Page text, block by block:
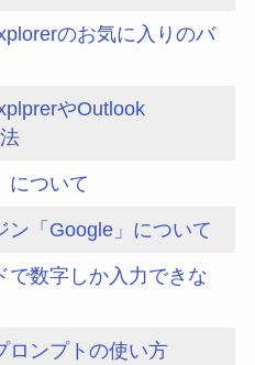
のお気に入りのバ
やOutlook
について
ン「Google」について
で数字しか入力できな
ロンプトの使い方